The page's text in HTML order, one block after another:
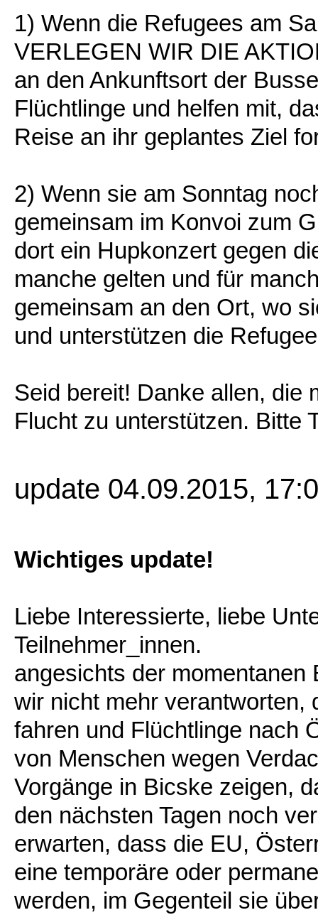
1) Wenn die Refugees am
VERLEGEN WIR DIE
an den Ankunftsort der
Flüchtlinge und helfen mit,
Reise an ihr geplantes Ziel
2) Wenn sie am Sonntag
gemeinsam im Konvoi zum
dort ein Hupkonzert gegen
manche gelten und für
gemeinsam an den Ort, wo
und unterstützen die
Seid bereit! Danke allen, die
Flucht zu unterstützen. Bitte
update 04.09.2015,
Wichtiges update!
Liebe Interessierte, liebe
Teilnehmer_innen.
angesichts der
wir nicht mehr verantworten,
fahren und Flüchtlinge nach
von Menschen wegen
Vorgänge in Bicske zeigen,
den nächsten Tagen noch
erwarten, dass die EU,
eine temporäre oder
werden, im Gegenteil sie